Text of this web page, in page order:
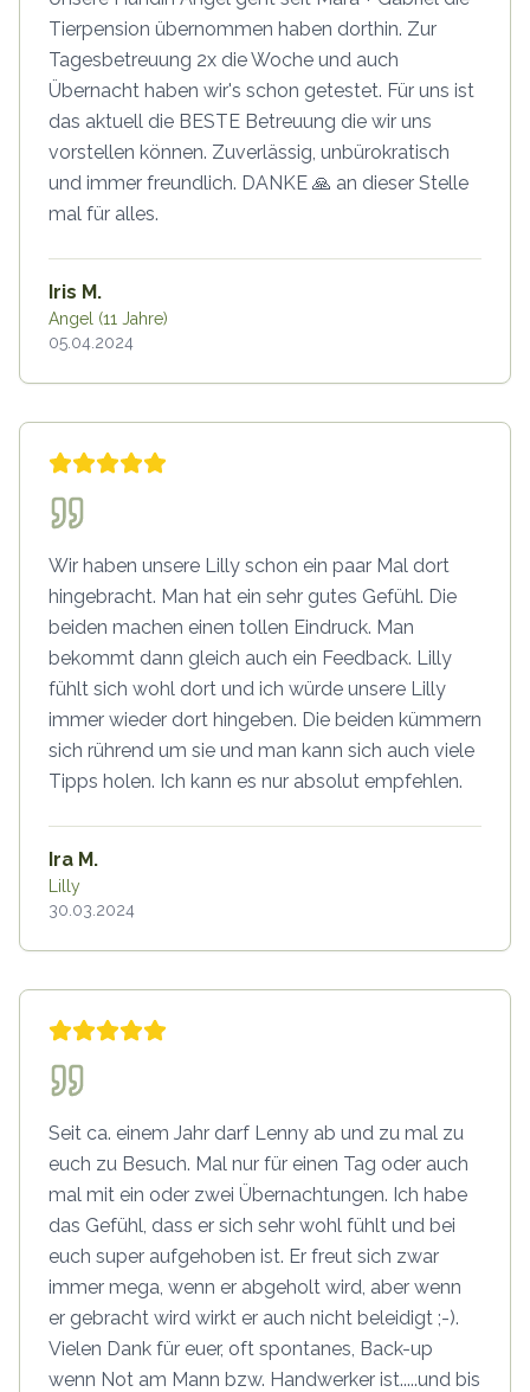
Tierpension übernommen haben dorthin. Zur
Tagesbetreuung 2x die Woche und auch
Übernacht haben wir's schon getestet. Für uns ist
das aktuell die BESTE Betreuung die wir uns
vorstellen können. Zuverlässig, unbürokratisch
und immer freundlich. DANKE 🙏 an dieser Stelle
mal für alles.
Iris M.
Angel (11 Jahre)
05.04.2024
Wir haben unsere Lilly schon ein paar Mal dort
hingebracht. Man hat ein sehr gutes Gefühl. Die
beiden machen einen tollen Eindruck. Man
bekommt dann gleich auch ein Feedback. Lilly
fühlt sich wohl dort und ich würde unsere Lilly
immer wieder dort hingeben. Die beiden kümmern
sich rührend um sie und man kann sich auch viele
Tipps holen. Ich kann es nur absolut empfehlen.
Ira M.
Lilly
30.03.2024
Seit ca. einem Jahr darf Lenny ab und zu mal zu
euch zu Besuch. Mal nur für einen Tag oder auch
mal mit ein oder zwei Übernachtungen. Ich habe
das Gefühl, dass er sich sehr wohl fühlt und bei
euch super aufgehoben ist. Er freut sich zwar
immer mega, wenn er abgeholt wird, aber wenn
er gebracht wird wirkt er auch nicht beleidigt ;-).
Vielen Dank für euer, oft spontanes, Back-up
wenn Not am Mann bzw. Handwerker ist.....und bis